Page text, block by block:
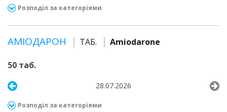
Розподіл за категоріями
АМІОДАРОН ТАБ. Amiodarone
50 таб.
28.07.2026
Розподіл за категоріями